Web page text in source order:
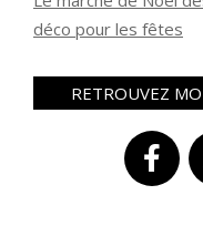
déco pour les fêtes
RETROUVEZ